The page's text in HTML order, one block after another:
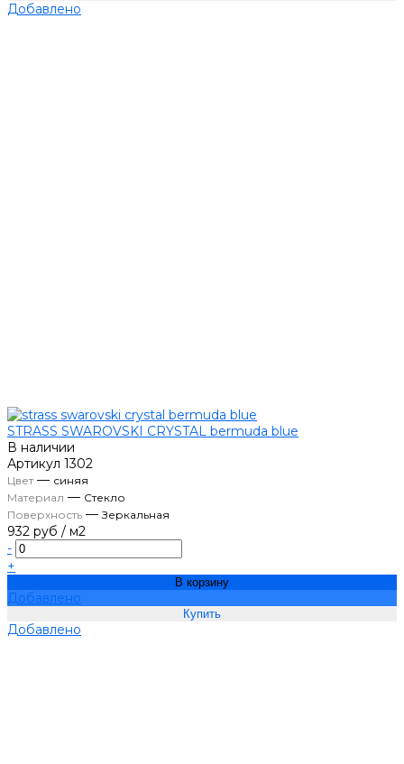
Добавлено
STRASS SWAROVSKI CRYSTAL bermuda blue
В наличии
Артикул 1302
Цвет— синяя
Материал — Стекло
Поверхность —Зеркальная
932 руб / м2
-
+
В корзину
Добавлено
Добавлено